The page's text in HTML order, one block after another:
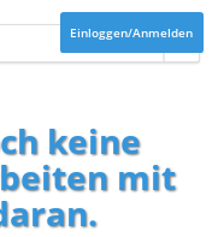
Einloggen/Anmelden
keine
mit